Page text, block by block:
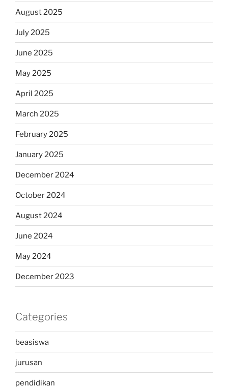
August 2025
July 2025
June 2025
May 2025
April 2025
March 2025
February 2025
January 2025
December 2024
October 2024
August 2024
June 2024
May 2024
December 2023
Categories
beasiswa
jurusan
pendidikan